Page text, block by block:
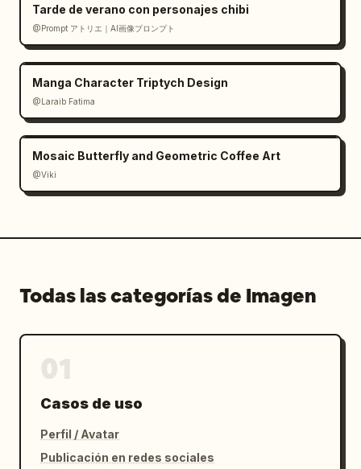
Tarde de verano con personajes chibi
@Prompt アトリエ｜AI画像プロンプト
Manga Character Triptych Design
@Laraib Fatima‎
Mosaic Butterfly and Geometric Coffee Art
@Viki
Todas las categorías de Imagen
Casos de uso
Perfil / Avatar
Publicación en redes sociales